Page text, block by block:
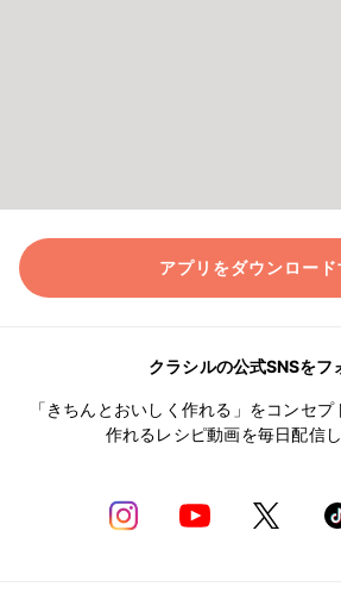
アプリをダウンロード
クラシルの公式SNSをフ
「きちんとおいしく作れる」をコンセプ
作れるレシピ動画を毎日配信し